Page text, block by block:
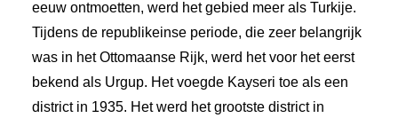
eeuw ontmoetten, werd het gebied meer als Turkije.
Tijdens de republikeinse periode, die zeer belangrijk
was in het Ottomaanse Rijk, werd het voor het eerst
bekend als Urgup. Het voegde Kayseri toe als een
district in 1935. Het werd het grootste district in